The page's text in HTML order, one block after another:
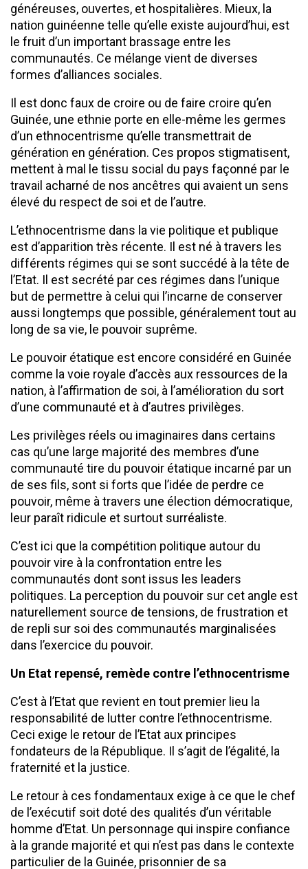
généreuses, ouvertes, et hospitalières. Mieux, la
nation guinéenne telle qu’elle existe aujourd’hui, est
le fruit d’un important brassage entre les
communautés. Ce mélange vient de diverses
formes d’alliances sociales.
Il est donc faux de croire ou de faire croire qu’en
Guinée, une ethnie porte en elle-même les germes
d’un ethnocentrisme qu’elle transmettrait de
génération en génération. Ces propos stigmatisent,
mettent à mal le tissu social du pays façonné par le
travail acharné de nos ancêtres qui avaient un sens
élevé du respect de soi et de l’autre.
L’ethnocentrisme dans la vie politique et publique
est d’apparition très récente. Il est né à travers les
différents régimes qui se sont succédé à la tête de
l’Etat. Il est secrété par ces régimes dans l’unique
but de permettre à celui qui l’incarne de conserver
aussi longtemps que possible, généralement tout au
long de sa vie, le pouvoir suprême.
Le pouvoir étatique est encore considéré en Guinée
comme la voie royale d’accès aux ressources de la
nation, à l’affirmation de soi, à l’amélioration du sort
d’une communauté et à d’autres privilèges.
Les privilèges réels ou imaginaires dans certains
cas qu’une large majorité des membres d’une
communauté tire du pouvoir étatique incarné par un
de ses fils, sont si forts que l’idée de perdre ce
pouvoir, même à travers une élection démocratique,
leur paraît ridicule et surtout surréaliste.
C’est ici que la compétition politique autour du
pouvoir vire à la confrontation entre les
communautés dont sont issus les leaders
politiques. La perception du pouvoir sur cet angle est
naturellement source de tensions, de frustration et
de repli sur soi des communautés marginalisées
dans l’exercice du pouvoir.
Un Etat repensé, remède contre l’ethnocentrisme
C’est à l’Etat que revient en tout premier lieu la
responsabilité de lutter contre l’ethnocentrisme.
Ceci exige le retour de l’Etat aux principes
fondateurs de la République. Il s’agit de l’égalité, la
fraternité et la justice.
Le retour à ces fondamentaux exige à ce que le chef
de l’exécutif soit doté des qualités d’un véritable
homme d’Etat. Un personnage qui inspire confiance
à la grande majorité et qui n’est pas dans le contexte
particulier de la Guinée, prisonnier de sa